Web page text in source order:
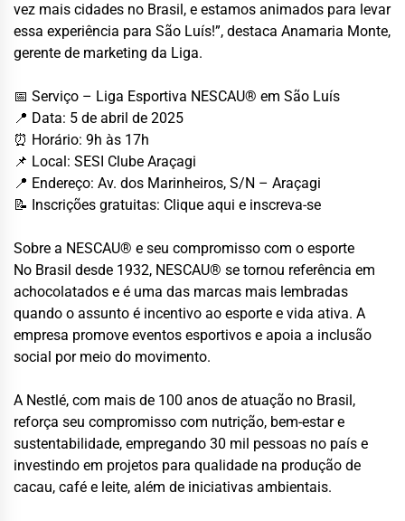
vez mais cidades no Brasil, e estamos animados para levar
essa experiência para São Luís!”, destaca Anamaria Monte,
gerente de marketing da Liga.
📅 Serviço – Liga Esportiva NESCAU® em São Luís
📍 Data: 5 de abril de 2025
⏰ Horário: 9h às 17h
📌 Local: SESI Clube Araçagi
📍 Endereço: Av. dos Marinheiros, S/N – Araçagi
📝 Inscrições gratuitas: Clique aqui e inscreva-se
Sobre a NESCAU® e seu compromisso com o esporte
No Brasil desde 1932, NESCAU® se tornou referência em
achocolatados e é uma das marcas mais lembradas
quando o assunto é incentivo ao esporte e vida ativa. A
empresa promove eventos esportivos e apoia a inclusão
social por meio do movimento.
A Nestlé, com mais de 100 anos de atuação no Brasil,
reforça seu compromisso com nutrição, bem-estar e
sustentabilidade, empregando 30 mil pessoas no país e
investindo em projetos para qualidade na produção de
cacau, café e leite, além de iniciativas ambientais.